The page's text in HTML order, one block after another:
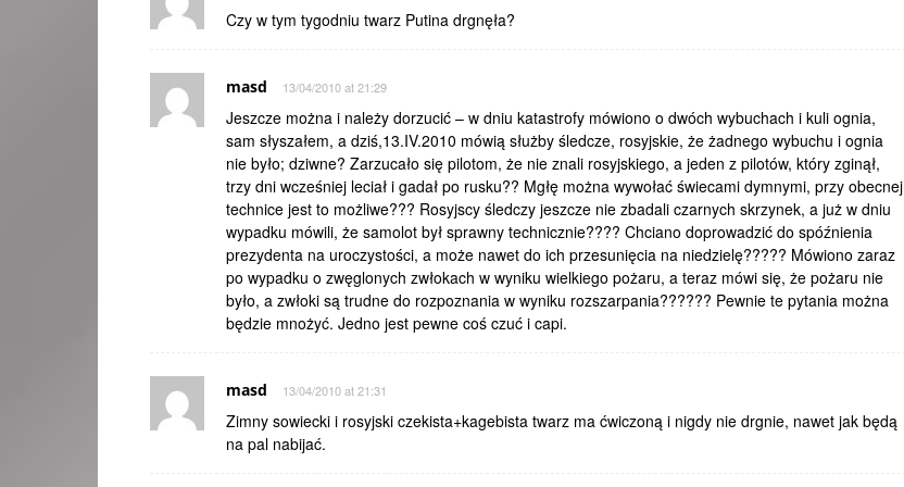
Czy w tym tygodniu twarz Putina drgnęła?
masd 13/04/2010 at 21:29
Jeszcze można i należy dorzucić – w dniu katastrofy mówiono o dwóch wybuchach i kuli ognia,
sam słyszałem, a dziś,13.IV.2010 mówią służby śledcze, rosyjskie, że żadnego wybuchu i ognia
nie było; dziwne? Zarzucało się pilotom, że nie znali rosyjskiego, a jeden z pilotów, który zginął,
trzy dni wcześniej leciał i gadał po rusku?? Mgłę można wywołać świecami dymnymi, przy obecnej
technice jest to możliwe??? Rosyjscy śledczy jeszcze nie zbadali czarnych skrzynek, a już w dniu
wypadku mówili, że samolot był sprawny technicznie???? Chciano doprowadzić do spóźnienia
prezydenta na uroczystości, a może nawet do ich przesunięcia na niedzielę????? Mówiono zaraz
po wypadku o zwęglonych zwłokach w wyniku wielkiego pożaru, a teraz mówi się, że pożaru nie
było, a zwłoki są trudne do rozpoznania w wyniku rozszarpania?????? Pewnie te pytania można
będzie mnożyć. Jedno jest pewne coś czuć i capi.
masd 13/04/2010 at 21:31
Zimny sowiecki i rosyjski czekista+kagebista twarz ma ćwiczoną i nigdy nie drgnie, nawet jak będą
na pal nabijać.